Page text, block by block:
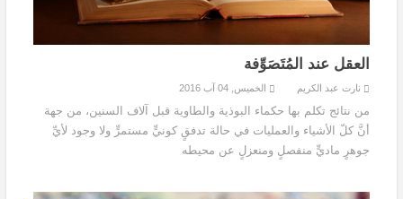
العقل عند المُتَصَوِّفة
نارت عبد الكريم الخميس, 04 آب 2016
من نتائج تكلم بها حكماء البوذية والطاوية قبل آلاف السنين، من جهة
أنَّ كلّ الأشياء والعمليات في حالة تدفقٍ كونيٍّ مستمرٍّ ولا وجود لأيِّ
جوهرٍ ماديٍّ منفصلٍ ومنعزلٍ عن محيطه